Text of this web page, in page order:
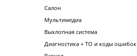
Салон
Мультимедиа
Выхлопная система
Диагностика + ТО и коды ошибок